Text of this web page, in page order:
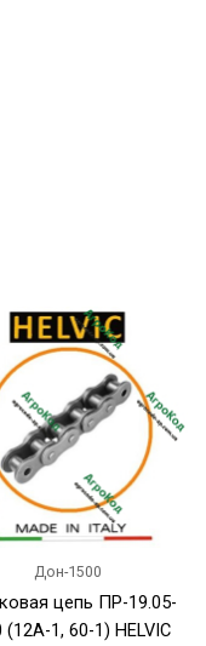
Дон-1500
цепь ПР-19.05-
(12А-1, 60-1) HELVIC